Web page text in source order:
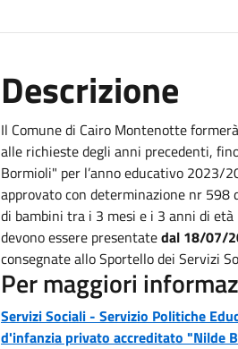
Descrizione
Il Comune di Cairo Montenotte
alle richieste degli anni precedenti,
Bormioli" per l’anno educativo 2023/
approvato con determinazione nr
di bambini tra i 3 mesi e i 3 anni di
devono essere presentatedal 18/07/
consegnate allo Sportello dei Servizi
Per maggiori
Servizi Sociali - Servizio Politiche
d'infanzia privato accreditato "Nilde